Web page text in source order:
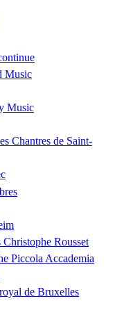
Music
Music
Chantres de Saint-
Rousset
Piccola Accademia
de Bruxelles